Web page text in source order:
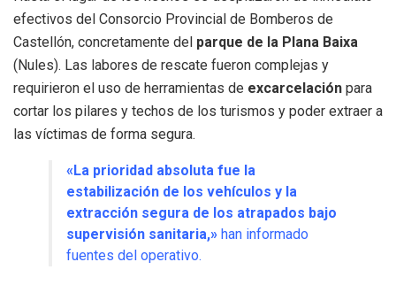
efectivos del Consorcio Provincial de Bomberos de
Castellón, concretamente del parque de la Plana Baixa
(Nules). Las labores de rescate fueron complejas y
requirieron el uso de herramientas de excarcelación para
cortar los pilares y techos de los turismos y poder extraer a
las víctimas de forma segura.
«La prioridad absoluta fue la
estabilización de los vehículos y la
extracción segura de los atrapados bajo
supervisión sanitaria,» han informado
fuentes del operativo.